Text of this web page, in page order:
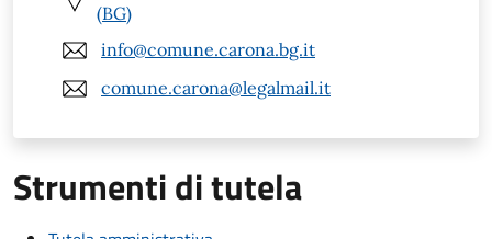
(BG)
info@comune.carona.bg.it
comune.carona@legalmail.it
Strumenti di tutela